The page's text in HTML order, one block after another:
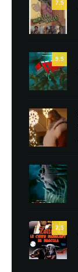
7.5
9.5
7.5